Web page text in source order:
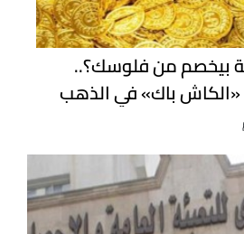
بيخصم من فلوسك؟..
باك» في الذهب